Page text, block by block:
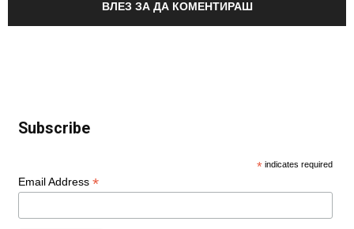
ВЛЕЗ ЗА ДА КОМЕНТИРАШ
Subscribe
* indicates required
Email Address *